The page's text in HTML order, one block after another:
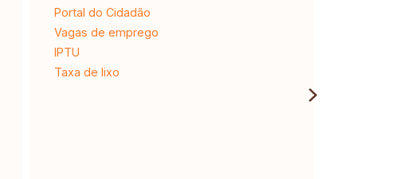
Portal do Cidadão
Vagas de emprego
IPTU
Taxa de lixo